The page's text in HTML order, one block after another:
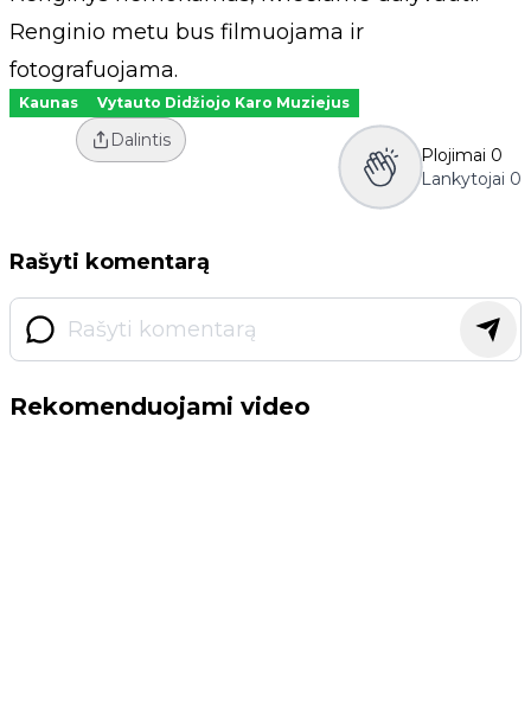
Renginio metu bus filmuojama ir
fotografuojama.
Kaunas Vytauto Didžiojo Karo Muziejus
Dalintis
Plojimai 0
Lankytojai 0
Rašyti komentarą
Rekomenduojami video